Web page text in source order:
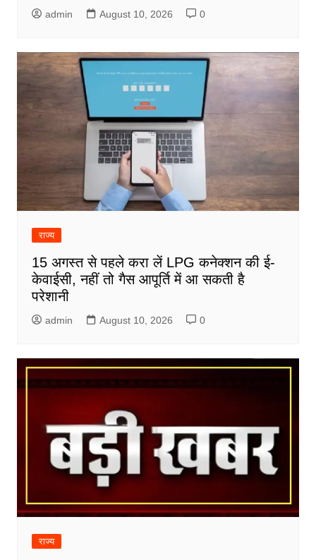
admin August 10, 2026 0
राज्य
15 अगस्त से पहले करा लें LPG कनेक्शन की ई-
केवाईसी, नहीं तो गैस आपूर्ति में आ सकती है
परेशानी
admin August 10, 2026 0
राज्य